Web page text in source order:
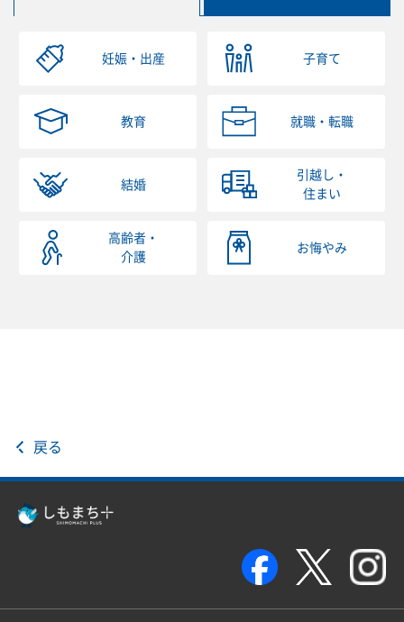
妊娠・出産 子育て
教育 就職・転職
結婚
引越し・
住まい
高齢者・
介護
お悔やみ
戻る